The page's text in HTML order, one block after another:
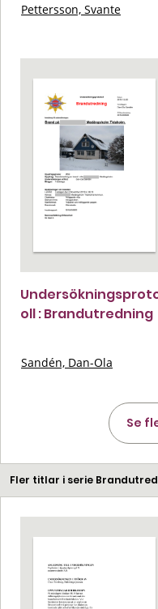
Pettersson, Svante
oll : Brandutredning
Sandén, Dan-Ola
Se
Fler titlar i serie